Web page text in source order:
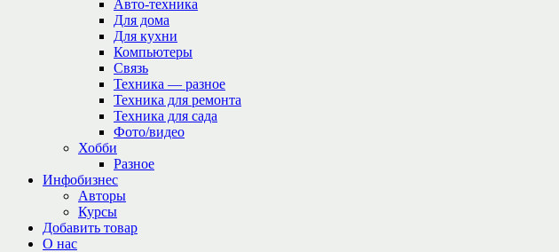
Авто-техника
Для дома
Для кухни
Компьютеры
Связь
Техника — разное
Техника для ремонта
Техника для сада
Фото/видео
Хобби
Разное
Инфобизнес
Авторы
Курсы
Добавить товар
О нас